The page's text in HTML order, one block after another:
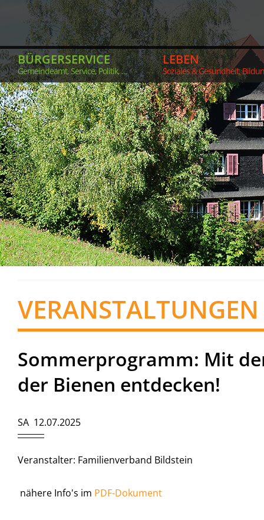
BÜRGERSERVICE
Gemeindeamt, Service, Politik, ...
LEBEN
Soziales & Gesundheit,
VERANSTALTUNGEN
Sommerprogramm: Mit
der Bienen entdecken!
SA 12.07.2025
Veranstalter: Familienverband Bildstein
nähere Info's im PDF-Dokument